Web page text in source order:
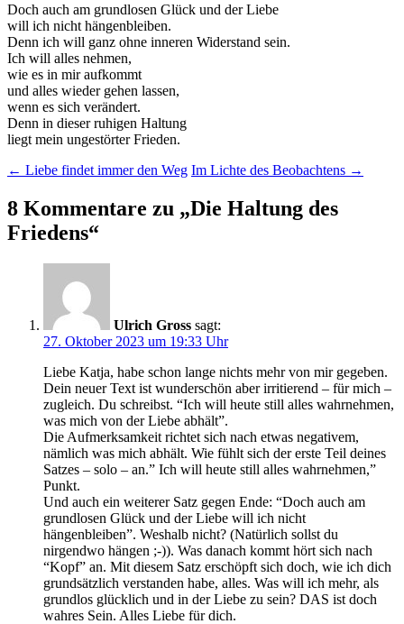
Doch auch am grundlosen Glück und der Liebe
will ich nicht hängenbleiben.
Denn ich will ganz ohne inneren Widerstand sein.
Ich will alles nehmen,
wie es in mir aufkommt
und alles wieder gehen lassen,
wenn es sich verändert.
Denn in dieser ruhigen Haltung
liegt mein ungestörter Frieden.
Beitragsnavigation
← Liebe findet immer den Weg Im Lichte des Beobachtens →
8 Kommentare zu „Die Haltung des
Friedens“
Ulrich Gross sagt:
27. Oktober 2023 um 19:33 Uhr
Liebe Katja, habe schon lange nichts mehr von mir gegeben.
Dein neuer Text ist wunderschön aber irritierend – für mich –
zugleich. Du schreibst. “Ich will heute still alles wahrnehmen,
was mich von der Liebe abhält”.
Die Aufmerksamkeit richtet sich nach etwas negativem,
nämlich was mich abhält. Wie fühlt sich der erste Teil deines
Satzes – solo – an.” Ich will heute still alles wahrnehmen,”
Punkt.
Und auch ein weiterer Satz gegen Ende: “Doch auch am
grundlosen Glück und der Liebe will ich nicht
hängenbleiben”. Weshalb nicht? (Natürlich sollst du
nirgendwo hängen ;-)). Was danach kommt hört sich nach
“Kopf” an. Mit diesem Satz erschöpft sich doch, wie ich dich
grundsätzlich verstanden habe, alles. Was will ich mehr, als
grundlos glücklich und in der Liebe zu sein? DAS ist doch
wahres Sein. Alles Liebe für dich.